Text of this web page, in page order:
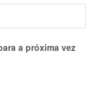
a próxima vez